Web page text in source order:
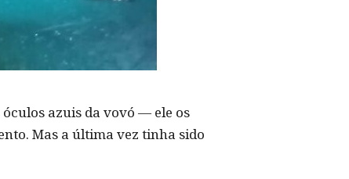
azuis da vovó — ele os
Mas a última vez tinha sido